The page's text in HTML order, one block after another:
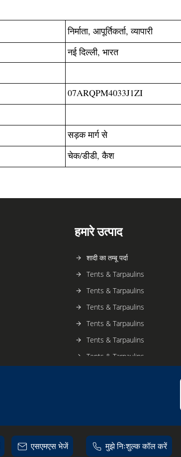
निर्माता, आपूर्तिकर्ता, व्यापारी
नई दिल्ली, भारत
07ARQPM4033J1ZI
सड़क मार्ग से
चेक/डीडी, कैश
हमारे उत्पाद
शादी का तम्बू पर्दा
Tents & Tarpaulins
Tents & Tarpaulins
Tents & Tarpaulins
Tents & Tarpaulins
Tents & Tarpaulins
Tents & Tarpaulins
Tents & Tarpaulins
Tents & Tarpaulins
एसएमएस भेजें मुझे निःशुल्क कॉल करें